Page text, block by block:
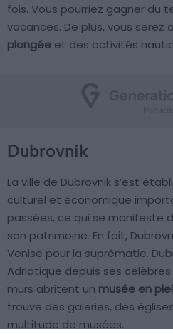
fois. Vous pourriez gagner du
vacances. De plus, vous serez
plongée et des activités
Dubrovnik
La ville de Dubrovnik s’est
culturel et économique
passées, ce qui se manifeste
son patrimoine. En fait,
Venise pour la suprématie.
Adriatique depuis ses célèbres
murs abritent un musée en
trouve des galeries, des
multitude de musées.